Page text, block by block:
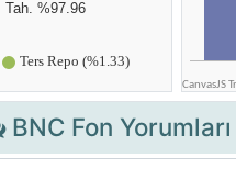
BNC Fon Yorumları